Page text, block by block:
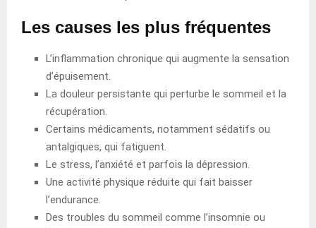
Les causes les plus fréquentes
L’inflammation chronique qui augmente la sensation
d’épuisement.
La douleur persistante qui perturbe le sommeil et la
récupération.
Certains médicaments, notamment sédatifs ou
antalgiques, qui fatiguent.
Le stress, l’anxiété et parfois la dépression.
Une activité physique réduite qui fait baisser
l’endurance.
Des troubles du sommeil comme l’insomnie ou